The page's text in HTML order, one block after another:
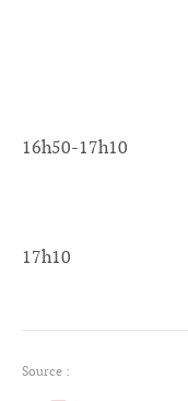
16h50-17h10
17h10
Source :